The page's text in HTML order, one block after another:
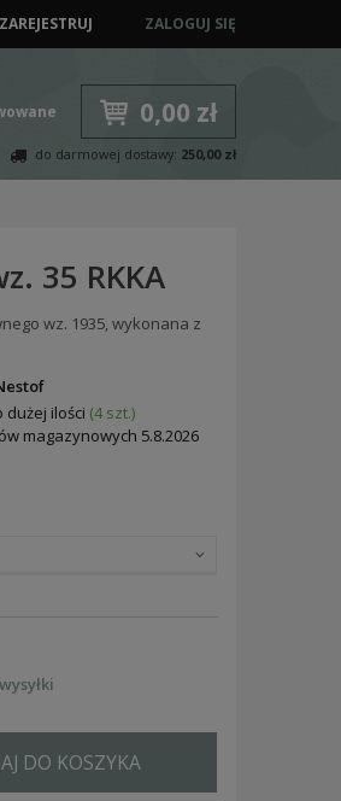
ZAREJESTRUJ ZALOGUJ SIĘ
0,00 zł
do darmowej dostawy: 250,00 zł
35 RKKA
wz. 1935, wykonana z
dużej ilości (4 szt.)
magazynowych 5.8.2026
DO KOSZYKA